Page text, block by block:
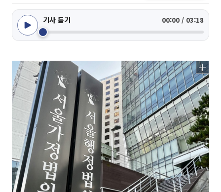
기사 듣기 00:00 / 03:18